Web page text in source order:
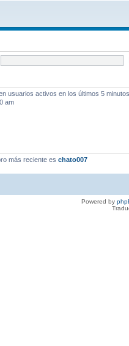
usuarios activos en los últimos 5
am
más reciente es chato007
Powered by